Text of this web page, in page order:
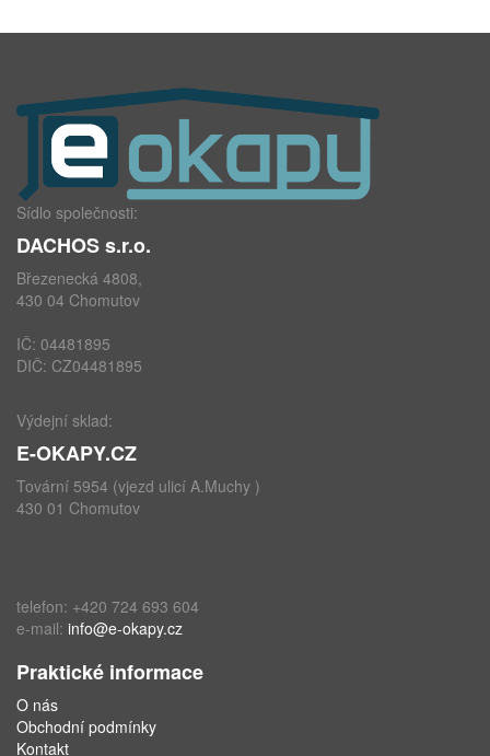
Sídlo společnosti:
DACHOS s.r.o.
Březenecká 4808,
430 04 Chomutov
IČ: 04481895
DIČ: CZ04481895
Výdejní sklad:
E-OKAPY.CZ
Tovární 5954 (vjezd ulicí A.Muchy )
430 01 Chomutov
telefon: +420 724 693 604
e-mail: info@e-okapy.cz
Praktické informace
O nás
Obchodní podmínky
Kontakt